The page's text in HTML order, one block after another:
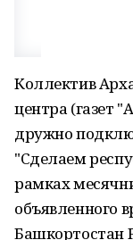
Коллектив
центра (газет
дружно
"Сделаем
рамках
объявленного
Башкортостан